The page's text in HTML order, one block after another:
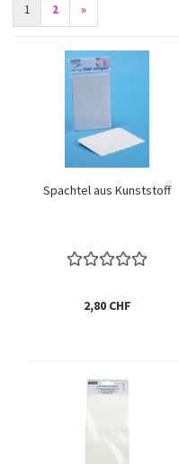
1 2 »
Spachtel aus Kunststoff
2,80 CHF